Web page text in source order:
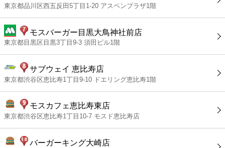
東京都品川区西五反田5丁目1-20 アスペンプラザ1階
モスバーガー目黒大鳥神社前店
東京都目黒区目黒3丁目9-3 須田ビル1階
サブウェイ 恵比寿店
東京都渋谷区恵比寿1丁目9-10 ドエリング恵比寿1階
モスカフェ恵比寿東店
東京都渋谷区恵比寿1丁目10-7 モスド恵比寿店
バーガーキング大崎店